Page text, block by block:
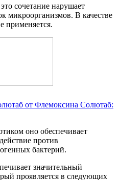
сочетание нарушает
микроорганизмов. В качестве
применяется.
от Флемоксина Солютаб:
оно обеспечивает
против
бактерий.
значительный
проявляется в следующих